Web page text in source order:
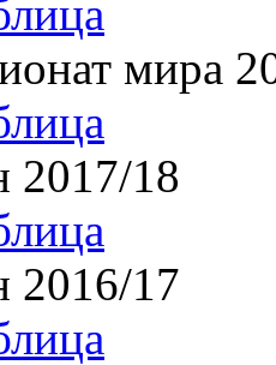
мира
2017/18
2016/17